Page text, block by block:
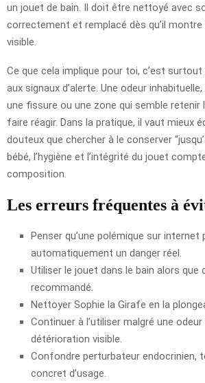
un jouet de bain. Il doit être nettoyé avec
correctement et remplacé dès qu’il montre
visible.
Ce que cela implique pour toi, c’est
aux signaux d’alerte. Une odeur
une fissure ou une zone qui semble retenir
faire réagir. Dans la pratique, il vaut mieux
douteux que chercher à le conserver
bébé, l’hygiène et l’intégrité du jouet
composition.
Les erreurs fréquentes à
Penser qu’une polémique sur internet
automatiquement un danger réel.
Utiliser le jouet dans le bain alors que
recommandé.
Nettoyer Sophie la Girafe en la
Continuer à l’utiliser malgré une
détérioration visible.
Confondre perturbateur endocrinien,
concret d’usage.